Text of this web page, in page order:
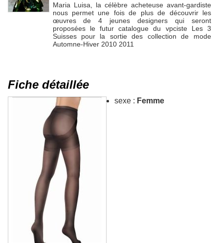
Maria Luisa, la célèbre acheteuse avant-gardiste
nous permet une fois de plus de découvrir les
œuvres de 4 jeunes designers qui seront
proposées le futur catalogue du vpciste Les 3
Suisses pour la sortie des collection de mode
Automne-Hiver 2010 2011
Fiche détaillée
sexe : Femme